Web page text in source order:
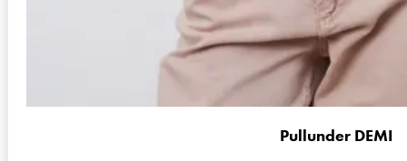
Pullunder DEMI